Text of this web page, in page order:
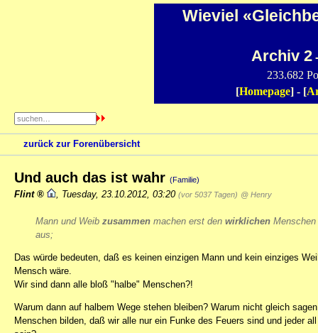
Wieviel
Archiv 2
233.682
[Homepage] - [
zurück zur Forenübersicht
Und auch das ist wahr (Familie)
Flint Tuesday, 23.10.2012, 03:20 (vor 5037 Tagen) @ Henry
Mann und Weib zusammen machen erst den wirklichen Menschen
aus;
Das würde bedeuten, daß es keinen einzigen Mann und kein einziges
Mensch wäre.
Wir sind dann alle bloß "halbe" Menschen?!
Warum dann auf halbem Wege stehen bleiben? Warum nicht gleich
Menschen bilden, daß wir alle nur ein Funke des Feuers sind und jeder